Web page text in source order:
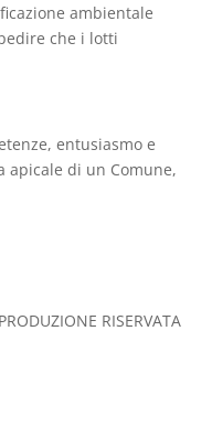
ambientale
che i lotti
entusiasmo e
apicale di un Comune,
RISERVATA